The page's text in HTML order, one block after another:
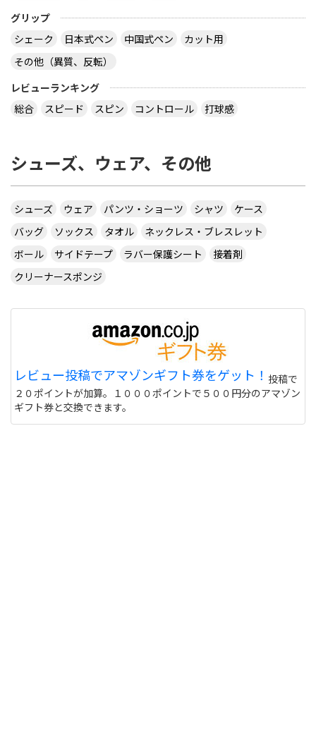
グリップ
シェーク
日本式ペン 中国式ペン
カット用
その他（異質、反転）
レビューランキング
総合
スピード スピン コントロール 打球感
シューズ、ウェア、その他
シューズ ウェア パンツ・ショーツ シャツ
ケース
バッグ
ソックス タオル
ネックレス・ブレスレット
ボール
サイドテープ ラバー保護シート
接着剤
クリーナースポンジ
レビュー投稿でアマゾンギフト券をゲット！ 投稿で
２０ポイントが加算。１０００ポイントで５００円分のアマゾン
ギフト券と交換できます。